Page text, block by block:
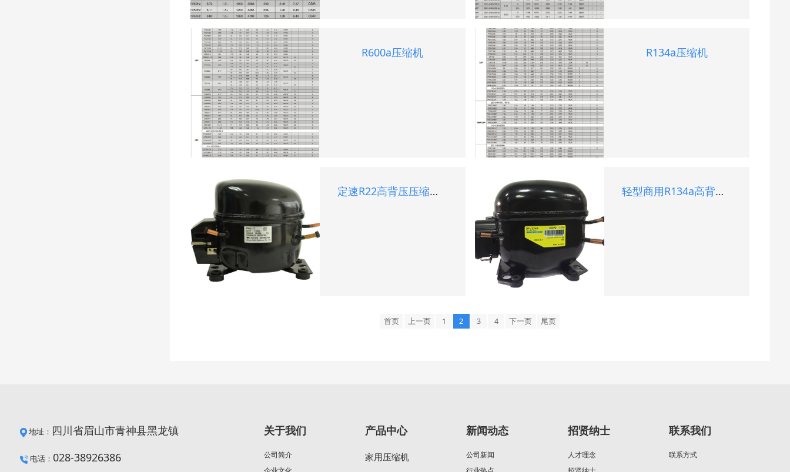
R600a压缩机 R134a压缩机
定速R22高背压压缩机系列 轻型商用R134a高背压压缩机系列
首页 上一页 1 2 3 4 下一页 尾页
地址： 四川省眉山市青神县黑龙镇
电话： 028-38926386
关于我们
公司简介
产品中心
家用压缩机
新闻动态
公司新闻
招贤纳士
人才理念
联系我们
联系方式